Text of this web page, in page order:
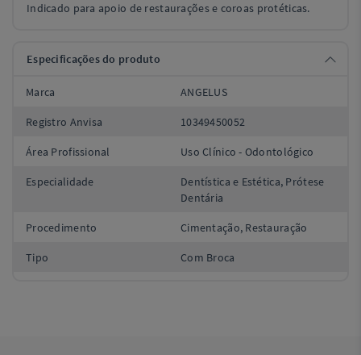
Indicado para apoio de restaurações e coroas protéticas.
Especificações do produto
Marca ANGELUS
Registro Anvisa 10349450052
Área Profissional Uso Clínico - Odontológico
Especialidade
Dentística e Estética, Prótese
Dentária
Procedimento Cimentação, Restauração
Tipo Com Broca